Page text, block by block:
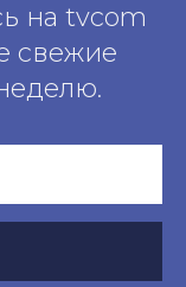
на tvcom
свежие